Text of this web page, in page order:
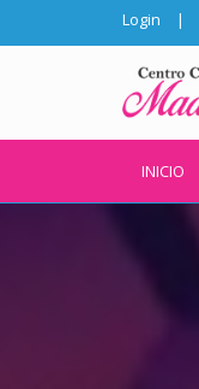
Login |
INICIO